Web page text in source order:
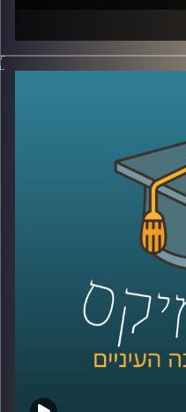
יום מבלי לשמוע את
קיברנטי שכולם
סייבר.
וסייבר –